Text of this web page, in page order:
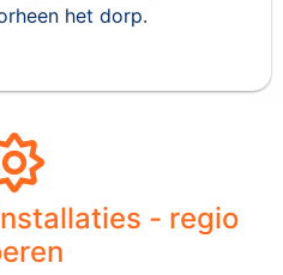
het dorp.
- regio